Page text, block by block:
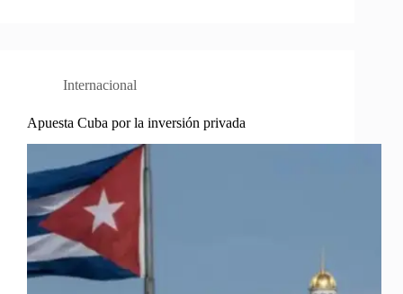
Internacional
Apuesta Cuba por la inversión privada